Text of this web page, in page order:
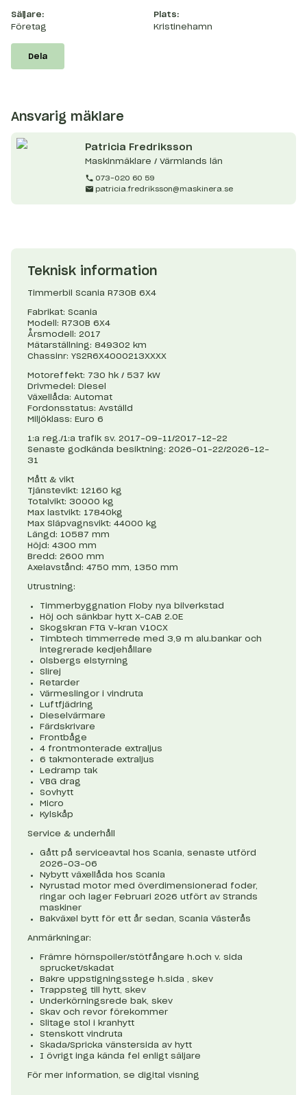
Säljare:
Företag
Plats:
Kristinehamn
Dela
Ansvarig mäklare
Patricia Fredriksson
Maskinmäklare / Värmlands län
073-020 60 59
patricia.fredriksson@maskinera.se
Teknisk information
Timmerbil Scania R730B 6X4
Fabrikat: Scania
Modell: R730B 6X4
Årsmodell: 2017
Mätarställning: 849302 km
Chassinr: YS2R6X4000213XXXX
Motoreffekt: 730 hk / 537 kW
Drivmedel: Diesel
Växellåda: Automat
Fordonsstatus: Avställd
Miljöklass: Euro 6
1:a reg./1:a trafik sv. 2017-09-11/2017-12-22
Senaste godkända besiktning: 2026-01-22/2026-12-
31
Mått & vikt
Tjänstevikt: 12160 kg
Totalvikt: 30000 kg
Max lastvikt: 17840kg
Max Släpvagnsvikt: 44000 kg
Längd: 10587 mm
Höjd: 4300 mm
Bredd: 2600 mm
Axelavstånd: 4750 mm, 1350 mm
Utrustning:
Timmerbyggnation Floby nya bilverkstad
Höj och sänkbar hytt X-CAB 2.0E
Skogskran FTG V-kran V10CX
Timbtech timmerrede med 3,9 m alu.bankar och
integrerade kedjehållare
Olsbergs elstyrning
Slirej
Retarder
Värmeslingor i vindruta
Luftfjädring
Dieselvärmare
Färdskrivare
Frontbåge
4 frontmonterade extraljus
6 takmonterade extraljus
Ledramp tak
VBG drag
Sovhytt
Micro
Kylskåp
Service & underhåll
Gått på serviceavtal hos Scania, senaste utförd
2026-03-06
Nybytt växellåda hos Scania
Nyrustad motor med överdimensionerad foder,
ringar och lager Februari 2026 utfört av Strands
maskiner
Bakväxel bytt för ett år sedan, Scania Västerås
Anmärkningar:
Främre hörnspoiler/stötfångare h.och v. sida
sprucket/skadat
Bakre uppstigningsstege h.sida , skev
Trappsteg till hytt, skev
Underkörningsrede bak, skev
Skav och revor förekommer
Slitage stol i kranhytt
Stenskott vindruta
Skada/Spricka vänstersida av hytt
I övrigt inga kända fel enligt säljare
För mer information, se digital visning